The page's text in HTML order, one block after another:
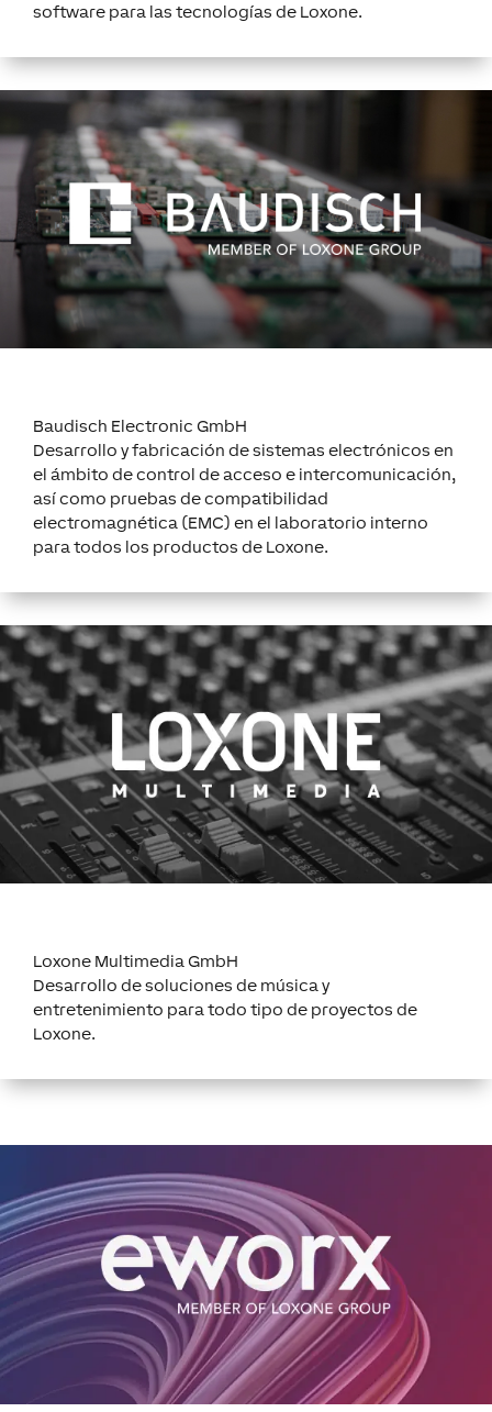
software para las tecnologías de Loxone.
Baudisch Electronic GmbH
Desarrollo y fabricación de sistemas electrónicos en
el ámbito de control de acceso e intercomunicación,
así como pruebas de compatibilidad
electromagnética (EMC) en el laboratorio interno
para todos los productos de Loxone.
Loxone Multimedia GmbH
Desarrollo de soluciones de música y
entretenimiento para todo tipo de proyectos de
Loxone.